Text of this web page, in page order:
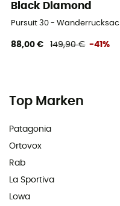
Black Diamond
Pursuit 30 -
88,00 € 149,90 € -41%
Top Marken
Patagonia
Ortovox
Rab
La Sportiva
Lowa